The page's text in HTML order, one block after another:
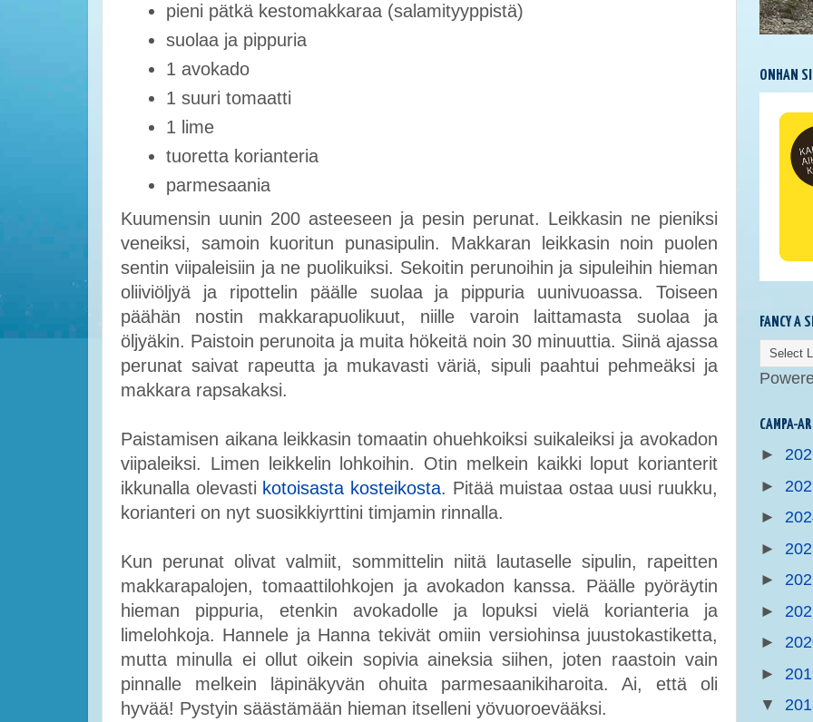
pieni pätkä kestomakkaraa (salamityyppistä)
suolaa ja pippuria
1 avokado
1 suuri tomaatti
1 lime
tuoretta korianteria
parmesaania
Kuumensin uunin 200 asteeseen ja pesin perunat. Leikkasin ne pieniksi
veneiksi, samoin kuoritun punasipulin. Makkaran leikkasin noin puolen
sentin viipaleisiin ja ne puolikuiksi. Sekoitin perunoihin ja sipuleihin hieman
oliiviöljyä ja ripottelin päälle suolaa ja pippuria uunivuoassa. Toiseen
päähän nostin makkarapuolikuut, niille varoin laittamasta suolaa ja
öljyäkin. Paistoin perunoita ja muita hökeitä noin 30 minuuttia. Siinä ajassa
perunat saivat rapeutta ja mukavasti väriä, sipuli paahtui pehmeäksi ja
makkara rapsakaksi.
Paistamisen aikana leikkasin tomaatin ohuehkoiksi suikaleiksi ja avokadon
viipaleiksi. Limen leikkelin lohkoihin. Otin melkein kaikki loput korianterit
ikkunalla olevasti kotoisasta kosteikosta. Pitää muistaa ostaa uusi ruukku,
korianteri on nyt suosikkiyrttini timjamin rinnalla.
Kun perunat olivat valmiit, sommittelin niitä lautaselle sipulin, rapeitten
makkarapalojen, tomaattilohkojen ja avokadon kanssa. Päälle pyöräytin
hieman pippuria, etenkin avokadolle ja lopuksi vielä korianteria ja
limelohkoja. Hannele ja Hanna tekivät omiin versiohinsa juustokastiketta,
mutta minulla ei ollut oikein sopivia aineksia siihen, joten raastoin vain
pinnalle melkein läpinäkyvän ohuita parmesaanikiharoita. Ai, että oli
hyvää! Pystyin säästämään hieman itselleni yövuoroevääksi.
ONHAN
FANCY A
CAMPA-
►
►
►
►
►
►
►
►
▼